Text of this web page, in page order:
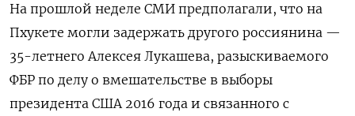
На прошлой неделе СМИ предполагали, что на
Пхукете могли задержать другого россиянина —
35-летнего Алексея Лукашева, разыскиваемого
ФБР по делу о вмешательстве в выборы
президента США 2016 года и связанного с